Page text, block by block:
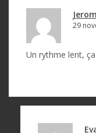
29
Un rythme lent,